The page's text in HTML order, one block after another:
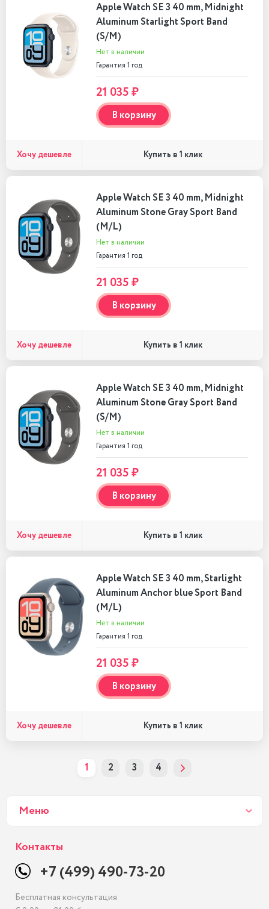
Apple Watch SE 3 40 mm, Midnight
Aluminum Starlight Sport Band
(S/M)
Нет в наличии
Гарантия 1 год
21 035 ₽
В корзину
Хочу дешевле Купить в 1 клик
Apple Watch SE 3 40 mm, Midnight
Aluminum Stone Gray Sport Band
(M/L)
Нет в наличии
Гарантия 1 год
21 035 ₽
В корзину
Хочу дешевле Купить в 1 клик
Apple Watch SE 3 40 mm, Midnight
Aluminum Stone Gray Sport Band
(S/M)
Нет в наличии
Гарантия 1 год
21 035 ₽
В корзину
Хочу дешевле Купить в 1 клик
Apple Watch SE 3 40 mm, Starlight
Aluminum Anchor blue Sport Band
(M/L)
Нет в наличии
Гарантия 1 год
21 035 ₽
В корзину
Хочу дешевле Купить в 1 клик
1 2 3 4
Меню
Контакты
+7 (499) 490-73-20
Бесплатная консультация